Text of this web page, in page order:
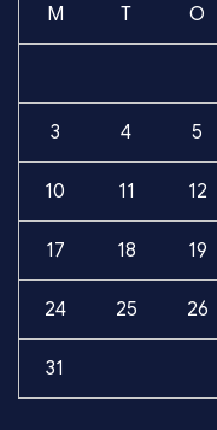
M T O
3 4 5
10 11 12
17 18 19
24 25 26
31